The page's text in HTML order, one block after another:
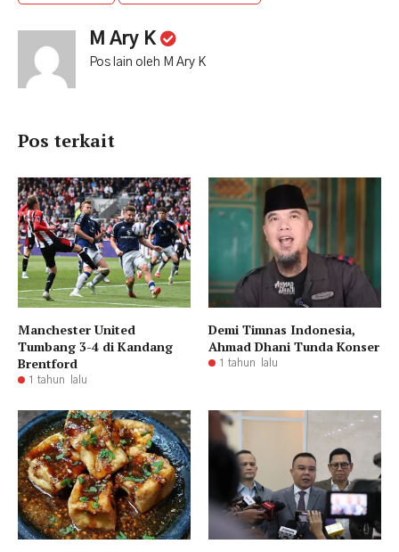
M Ary K
Pos lain oleh M Ary K
Pos terkait
Manchester United
Tumbang 3-4 di Kandang
Brentford
1 tahun lalu
Demi Timnas Indonesia,
Ahmad Dhani Tunda Konser
1 tahun lalu